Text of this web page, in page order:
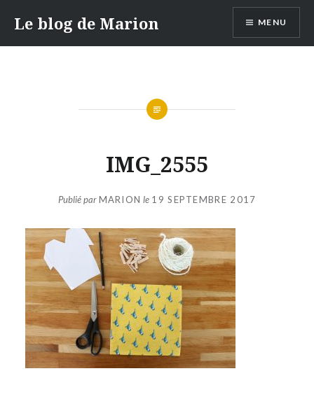
contenu
Le blog de Marion MENU
IMG_2555
Publié parMARION le 19 SEPTEMBRE 2017